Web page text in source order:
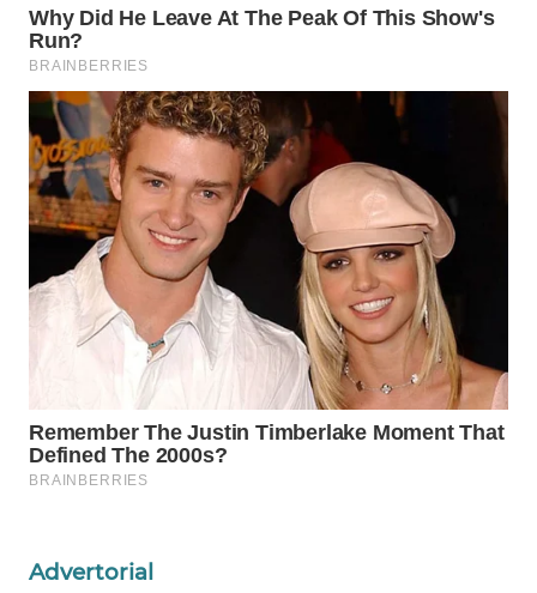
Advertorial
WAHANA
NEWS
WAHANA
TANI
WAHANA
ADVOKAT
WAHANA
INFRASTRUKTUR
KONSUMEN
WAHANA
WAHANA